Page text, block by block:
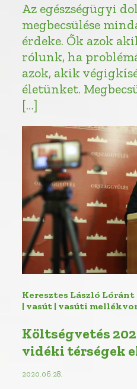
Az egészségügyi
megbecsülése
érdeke. Ők azok
rólunk, ha
azok, akik
életünket.
[…]
Keresztes László
| vasút | vasúti
Költségvetés
vidéki térségek
2020.06.28.